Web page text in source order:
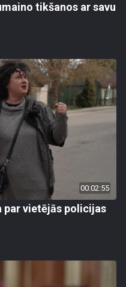
tikšanos ar savu
00:02:55
par vietējās policijas